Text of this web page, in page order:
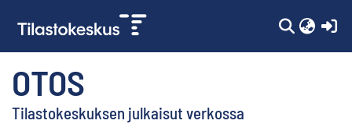
OTOS
Tilastokeskuksen julkaisut verkossa